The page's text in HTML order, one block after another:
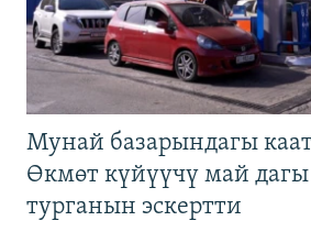
Мунай базарындагы
Өкмөт күйүүчү май
турганын эскертти